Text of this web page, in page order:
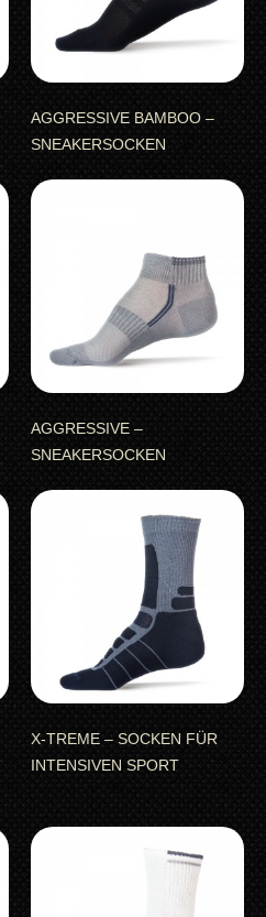
AGGRESSIVE BAMBOO –
SNEAKERSOCKEN
AGGRESSIVE –
SNEAKERSOCKEN
X-TREME – SOCKEN FÜR
INTENSIVEN SPORT